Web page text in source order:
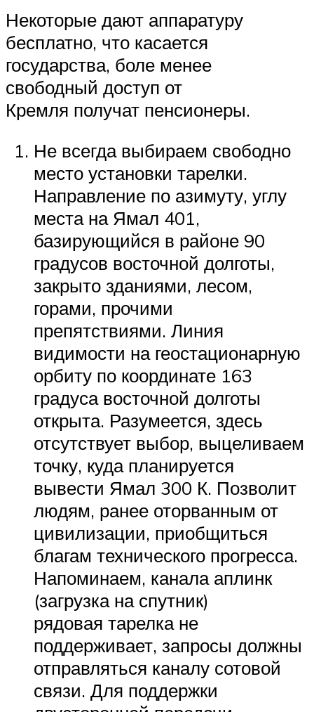
Некоторые дают аппаратуру
бесплатно, что касается
государства, боле менее
свободный доступ от
Кремля получат пенсионеры.
Не всегда выбираем свободно
место установки тарелки.
Направление по азимуту, углу
места на Ямал 401,
базирующийся в районе 90
градусов восточной долготы,
закрыто зданиями, лесом,
горами, прочими
препятствиями. Линия
видимости на геостационарную
орбиту по координате 163
градуса восточной долготы
открыта. Разумеется, здесь
отсутствует выбор, выцеливаем
точку, куда планируется
вывести Ямал 300 К. Позволит
людям, ранее оторванным от
цивилизации, приобщиться
благам технического прогресса.
Напоминаем, канала аплинк
(загрузка на спутник)
рядовая тарелка не
поддерживает, запросы должны
отправляться каналу сотовой
связи. Для поддержки